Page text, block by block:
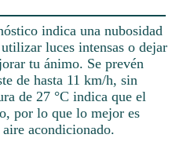
indica una nubosidad
luces intensas o dejar
tu ánimo. Se prevén
de hasta 11 km/h, sin
de 27 °C indica que el
por lo que lo mejor es
acondicionado.